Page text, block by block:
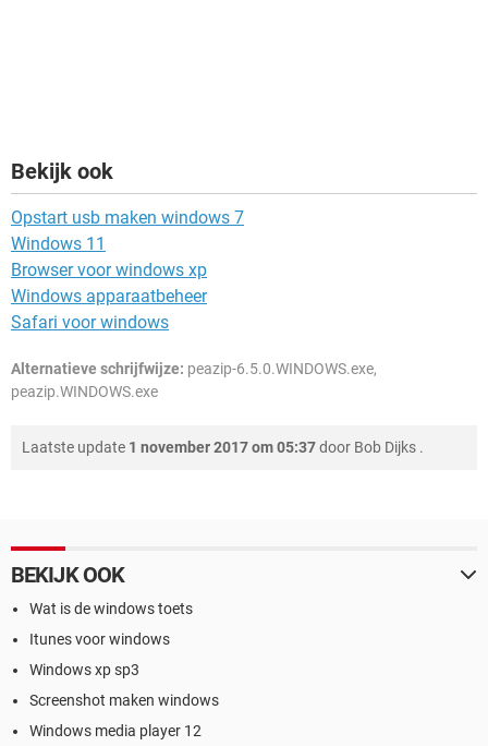
Bekijk ook
Opstart usb maken windows 7
Windows 11
Browser voor windows xp
Windows apparaatbeheer
Safari voor windows
Alternatieve schrijfwijze: peazip-6.5.0.WINDOWS.exe,
peazip.WINDOWS.exe
Laatste update 1 november 2017 om 05:37door Bob Dijks .
BEKIJK OOK
Wat is de windows toets
Itunes voor windows
Windows xp sp3
Screenshot maken windows
Windows media player 12